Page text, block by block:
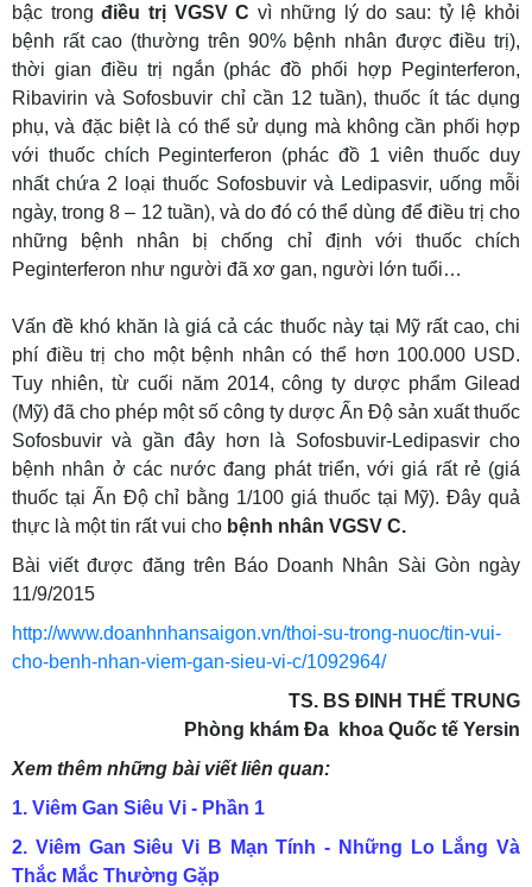
bậc trongđiều trị VGSV Cvì những lý do sau: tỷ lệ khỏi
bệnh rất cao (thường trên 90% bệnh nhân được điều trị),
thời gian điều trị ngắn (phác đồ phối hợp Peginterferon,
Ribavirin và Sofosbuvir chỉ cần 12 tuần), thuốc ít tác dụng
phụ, và đặc biệt là có thể sử dụng mà không cần phối hợp
với thuốc chích Peginterferon (phác đồ 1 viên thuốc duy
nhất chứa 2 loại thuốc Sofosbuvir và Ledipasvir, uống mỗi
ngày, trong 8 – 12 tuần), và do đó có thể dùng để điều trị cho
những bệnh nhân bị chống chỉ định với thuốc chích
Peginterferon như người đã xơ gan, người lớn tuổi…
Vấn đề khó khăn là giá cả các thuốc này tại Mỹ rất cao, chi
phí điều trị cho một bệnh nhân có thể hơn 100.000 USD.
Tuy nhiên, từ cuối năm 2014, công ty dược phẩm Gilead
(Mỹ) đã cho phép một số công ty dược Ấn Độ sản xuất thuốc
Sofosbuvir và gần đây hơn là Sofosbuvir-Ledipasvir cho
bệnh nhân ở các nước đang phát triển, với giá rất rẻ (giá
thuốc tại Ấn Độ chỉ bằng 1/100 giá thuốc tại Mỹ). Đây quả
thực là một tin rất vui cho bệnh nhân VGSV C.
Bài viết được đăng trên Báo Doanh Nhân Sài Gòn ngày
11/9/2015
http://www.doanhnhansaigon.vn/thoi-su-trong-nuoc/tin-vui-
cho-benh-nhan-viem-gan-sieu-vi-c/1092964/
TS. BS ĐINH THẾ TRUNG
Phòng khám Đa khoa Quốc tế Yersin
Xem thêm những bài viết liên quan:
1. Viêm Gan Siêu Vi - Phần 1
2. Viêm Gan Siêu Vi B Mạn Tính - Những Lo Lắng Và
Thắc Mắc Thường Gặp